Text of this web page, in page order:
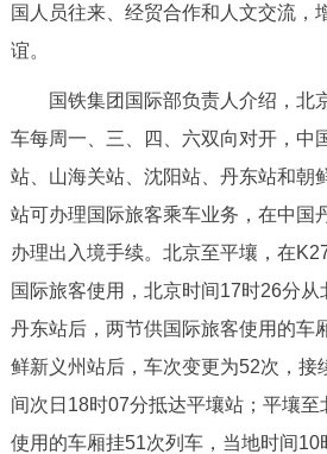
决策公开 专题公开
政务服务
个人服务 法人服务
便民服务 利企服务
中介服务 阳光政务
国人员往来、经贸合作和人文交流，
谊。
国铁集团国际部负责人介绍，北
车每周一、三、四、六双向对开，中
站、山海关站、沈阳站、丹东站和朝
站可办理国际旅客乘车业务，在中国
办理出入境手续。北京至平壤，在
国际旅客使用，北京时间17时26分从
丹东站后，两节供国际旅客使用的车
鲜新义州站后，车次变更为52次，接
间次日18时07分抵达平壤站；平壤至
使用的车厢挂51次列车，当地时间10